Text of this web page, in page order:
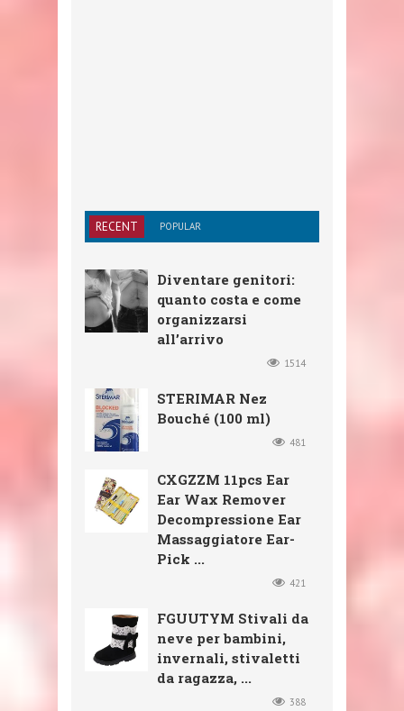
RECENT POPULAR
Diventare genitori:
quanto costa e come
organizzarsi
all’arrivo
1514
STERIMAR Nez
Bouché (100 ml)
481
CXGZZM 11pcs Ear
Ear Wax Remover
Decompressione Ear
Massaggiatore Ear-
Pick ...
421
FGUUTYM Stivali da
neve per bambini,
invernali, stivaletti
da ragazza, ...
388